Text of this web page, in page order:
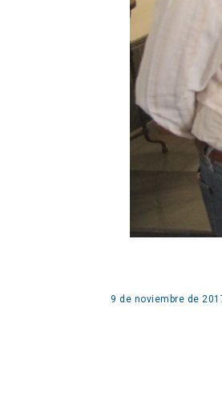
9 de noviembre de